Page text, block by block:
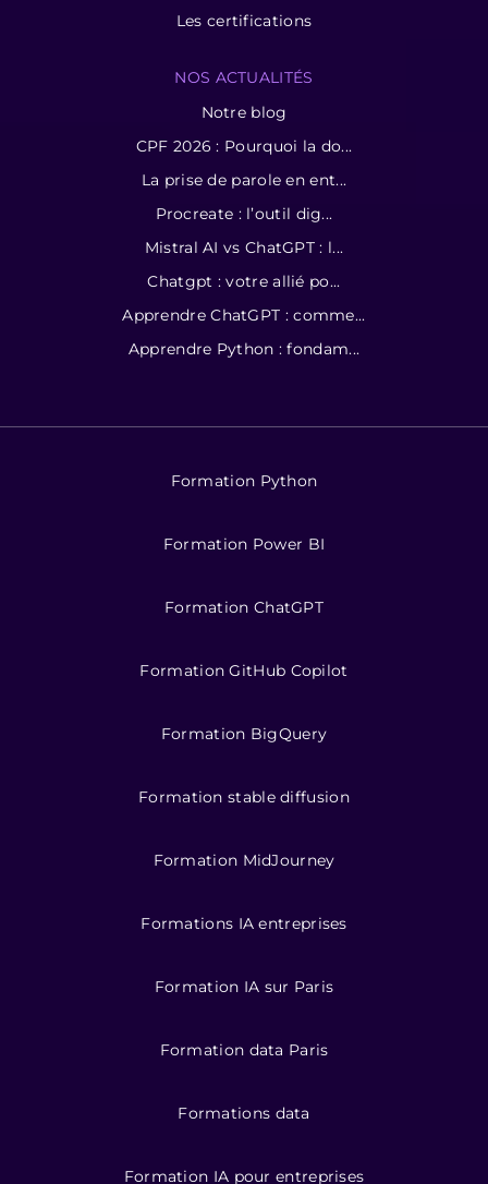
Les certifications
NOS ACTUALITÉS
Notre blog
CPF 2026 : Pourquoi la do...
La prise de parole en ent...
Procreate : l’outil dig...
Mistral AI vs ChatGPT : l...
Chatgpt : votre allié po...
Apprendre ChatGPT : comme...
Apprendre Python : fondam...
Formation Python
Formation Power BI
Formation ChatGPT
Formation GitHub Copilot
Formation BigQuery
Formation stable diffusion
Formation MidJourney
Formations IA entreprises
Formation IA sur Paris
Formation data Paris
Formations data
Formation IA pour entreprises